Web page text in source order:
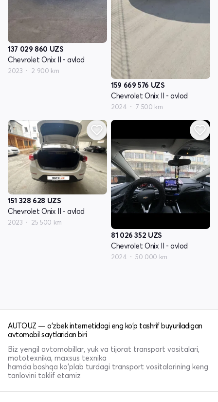
137 029 860 UZS
Chevrolet Onix II - avlod
2023 2 900 km
159 669 576 UZS
Chevrolet Onix II - avlod
2024 7 500 km
151 328 628 UZS
Chevrolet Onix II - avlod
2023 25 500 km
81 026 352 UZS
Chevrolet Onix II - avlod
2024 50 000 km
AUTO.UZ — o'zbek internetidagi eng ko'p tashrif buyuriladigan
avtomobil saytlaridan biri
Biz yengil avtomobillar, yuk va tijorat transport vositalari,
mototexnika, maxsus texnika
hamda boshqa ko'plab turdagi transport vositalarining keng
tanlovini taklif etamiz